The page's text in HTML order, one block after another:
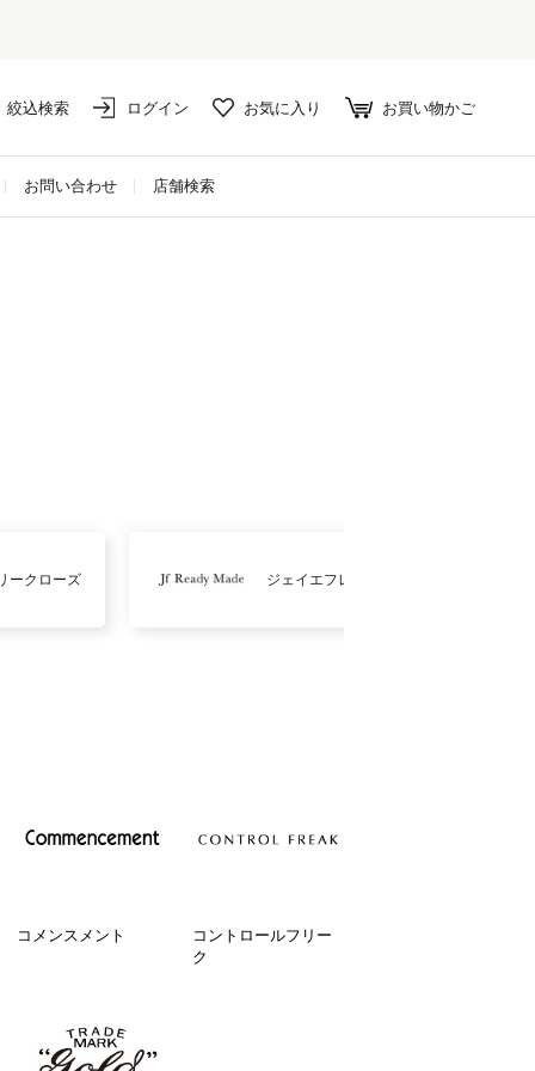
絞込検索 ログイン お気に入り お買い物かご
お問い合わせ 店舗検索
ークローズ ジェイエフレディメイド
コメンスメント
コントロールフリー
ク